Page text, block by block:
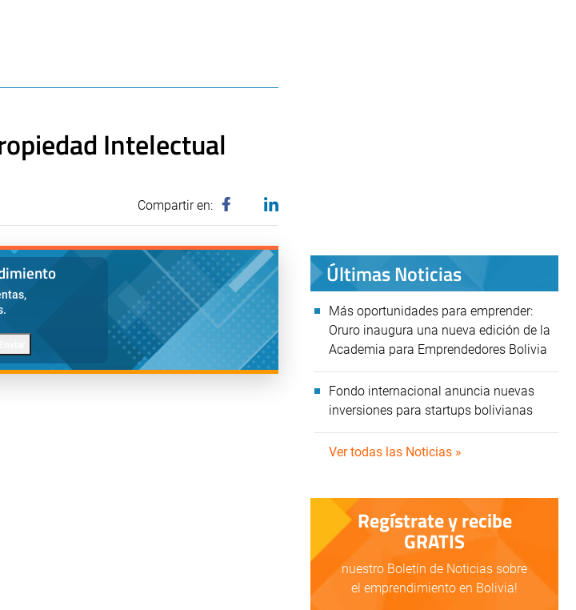
Intelectual
Compartir en:
Últimas Noticias
Más oportunidades para emprender:
Oruro inaugura una nueva edición de la
Academia para Emprendedores Bolivia
Fondo internacional anuncia nuevas
inversiones para startups bolivianas
Ver todas las Noticias »
Regístrate y recibe
GRATIS
nuestro Boletín de Noticias sobre
el emprendimiento en Bolivia!